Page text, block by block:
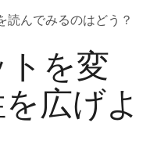
読んでみるのはどう？
を変
広げよ